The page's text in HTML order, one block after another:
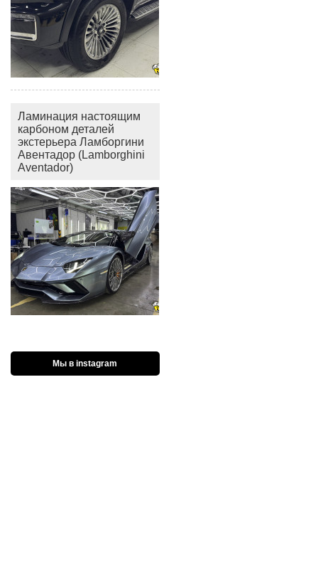
Ламинация настоящим
карбоном деталей
экстерьера Ламборгини
Авентадор (Lamborghini
Aventador)
Мы в instagram